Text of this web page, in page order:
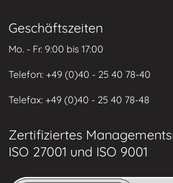
Geschäftszeiten
Mo. - Fr. 9:00 bis 17:00
Telefon: +49 (0)40 - 25 40 78-40
Telefax: +49 (0)40 - 25 40 78-48
Zertifiziertes
ISO 27001 und ISO 9001